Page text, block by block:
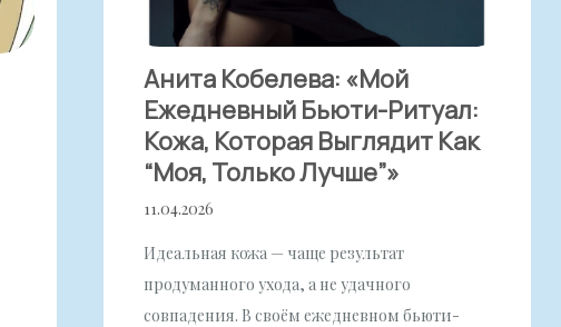
Анита Кобелева: «Мой
Ежедневный Бьюти-Ритуал:
Кожа, Которая Выглядит Как
“моя, Только Лучше”»
11.04.2026
Идеальная кожа — чаще результат
продуманного ухода, а не удачного
совпадения. В своём ежедневном бьюти-